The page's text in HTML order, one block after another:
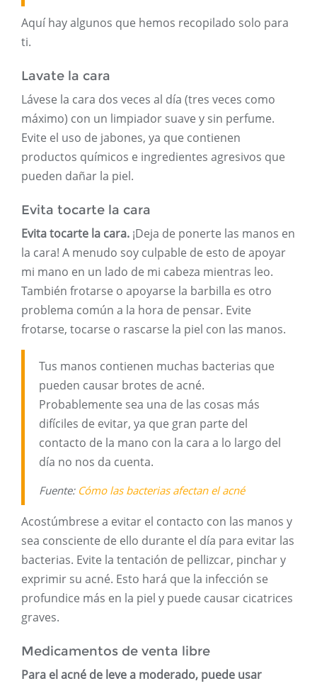
Aquí hay algunos que hemos recopilado solo para
ti.
Lavate la cara
Lávese la cara dos veces al día (tres veces como
máximo) con un limpiador suave y sin perfume.
Evite el uso de jabones, ya que contienen
productos químicos e ingredientes agresivos que
pueden dañar la piel.
Evita tocarte la cara
Evita tocarte la cara. ¡Deja de ponerte las manos en
la cara! A menudo soy culpable de esto de apoyar
mi mano en un lado de mi cabeza mientras leo.
También frotarse o apoyarse la barbilla es otro
problema común a la hora de pensar. Evite
frotarse, tocarse o rascarse la piel con las manos.
Tus manos contienen muchas bacterias que
pueden causar brotes de acné.
Probablemente sea una de las cosas más
difíciles de evitar, ya que gran parte del
contacto de la mano con la cara a lo largo del
día no nos da cuenta.
Fuente: Cómo las bacterias afectan el acné
Acostúmbrese a evitar el contacto con las manos y
sea consciente de ello durante el día para evitar las
bacterias. Evite la tentación de pellizcar, pinchar y
exprimir su acné. Esto hará que la infección se
profundice más en la piel y puede causar cicatrices
graves.
Medicamentos de venta libre
Para el acné de leve a moderado, puede usar